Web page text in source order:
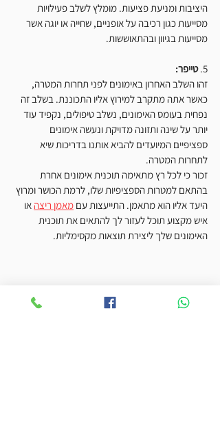
היציבות ומניעת פציעות. מומלץ לשלב פעילויות
מסייעות כגון רכיבה על אופניים, שחייה או יוגה אשר
מסייעות בגיוון ובהתאוששות.
5. טייפר:
זהו השלב האחרון באימונים לפני תחרות המטרה,
כאשר אתה מתקרב למירוץ אליו התכוננת. בשלב זה
נפחית בעומס האימונים, נשלב טיפולים, נקפיד עוד
יותר על שינה ותזונה מדויקת ונעשה אימונים
ספציפיים המיועדים להביא אותנו בדריכות שיא
לתחרות המטרה.
זכור כי לכל רץ מתאימה תוכנית אימונים אחרת
בהתאם למטרות הספציפיות שלו, לרמת הכושר ומרוץ
היעד אליו הוא מתאמן. התייעצות עם מאמן ריצה או
איש מקצוע תוכל לעזור לך להתאים את תוכנית
האימונים שלך ליצירת תוצאות מקסימליות.